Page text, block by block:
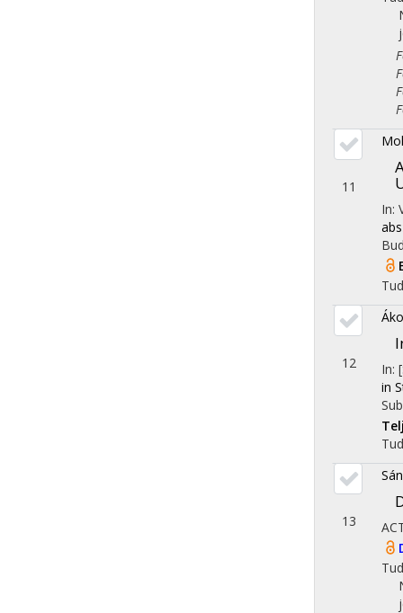
11
In:
12 In:
in
13